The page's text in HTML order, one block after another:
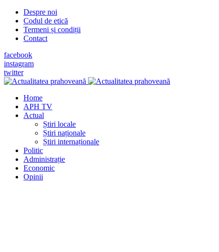
Despre noi
Codul de etică
Termeni și condiții
Contact
facebook
instagram
twitter
Home
APH TV
Actual
Știri locale
Știri naționale
Știri internaționale
Politic
Administrație
Economic
Opinii